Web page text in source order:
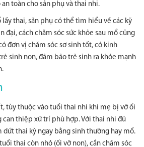
toàn cho sản phụ và thai nhi.
thai, sản phụ có thể tìm hiểu về các kỹ
đại, cách chăm sóc sức khỏe sau mổ cũng
đơn vị chăm sóc sơ sinh tốt, có kinh
sinh non, đảm bảo trẻ sinh ra khỏe mạnh
tùy thuộc vào tuổi thai nhi khi mẹ bị vỡ ối
can thiệp xử trí phù hợp. Với thai nhi đủ
dứt thai kỳ ngay bằng sinh thường hay mổ.
thai còn nhỏ (ối vỡ non), cần chăm sóc